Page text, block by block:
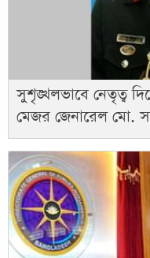
সুশৃঙ্খলভাবে নেতৃত্ব
মেজর জেনারেল